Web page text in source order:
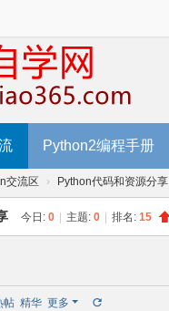
Python2编程手册
交流区 › Python代码和资源分享
今日: 0 主题: 0 排名: 15
帖 精华 更多